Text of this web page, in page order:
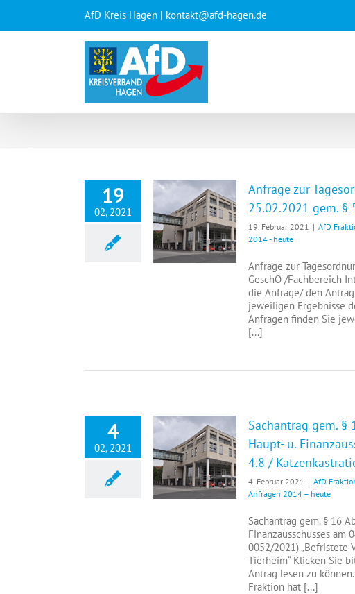
springen
AfD Kreis Hagen | kontakt@afd-hagen.de
19
02, 2021
Anfrage zur
25.02.2021 gem. §
19. Februar 2021 | AfD
2014 - heute
Anfrage zur
GeschO /Fachbereich
die Anfrage/ den
jeweiligen Ergebnisse
Anfragen finden Sie
[...]
4
02, 2021
Sachantrag gem. §
Haupt- u.
4.8 /
4. Februar 2021 | AfD
Anfragen 2014 – heute
Sachantrag gem. § 16
Finanzausschusses am
0052/2021) „Befristete
Tierheim“ Klicken Sie
Antrag lesen zu
Fraktion hat [...]